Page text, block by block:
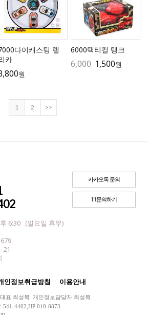
다이캐스팅 랠
카
원
6000택티컬 탱크
6,000 1,500원
1 2 >>
6:30 (일요일 휴무)
21
카카오톡 문의
1:1문의하기
인정보취급방침 이용안내
표:최성복 개인정보담당자:최성복
541-4402,HP 010-8873-